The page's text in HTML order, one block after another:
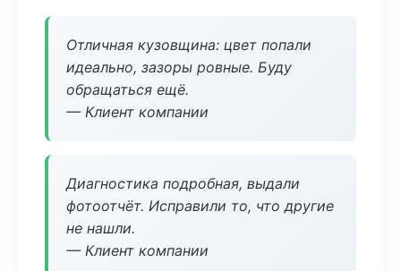
Отличная кузовщина: цвет попали
идеально, зазоры ровные. Буду
обращаться ещё.
— Клиент компании
Диагностика подробная, выдали
фотоотчёт. Исправили то, что другие
не нашли.
— Клиент компании